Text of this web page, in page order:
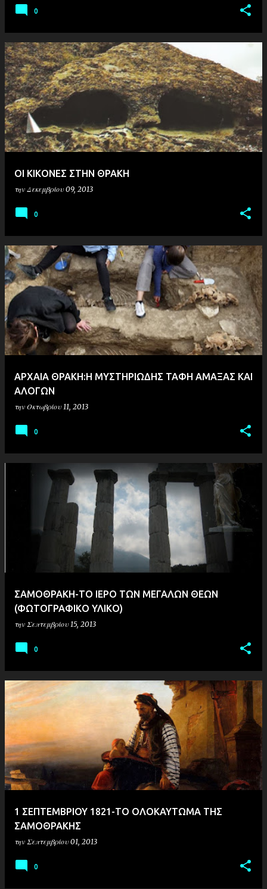
0
ΟΙ ΚΙΚΟΝΕΣ ΣΤΗΝ ΘΡΑΚΗ
την Δεκεμβρίου 09, 2013
0
AΡΧΑΙΑ ΘΡΑΚΗ:Η ΜΥΣΤΗΡΙΩΔΗΣ ΤΑΦΗ ΑΜΑΞΑΣ ΚΑΙ
ΑΛΟΓΩΝ
την Οκτωβρίου 11, 2013
0
ΣΑΜΟΘΡΑΚΗ-ΤΟ ΙΕΡΟ ΤΩΝ ΜΕΓΑΛΩΝ ΘΕΩΝ
(ΦΩΤΟΓΡΑΦΙΚΟ ΥΛΙΚΟ)
την Σεπτεμβρίου 15, 2013
0
1 ΣΕΠΤΕΜΒΡΙΟΥ 1821-ΤΟ ΟΛΟΚΑΥΤΩΜΑ ΤΗΣ
ΣΑΜΟΘΡΑΚΗΣ
την Σεπτεμβρίου 01, 2013
0